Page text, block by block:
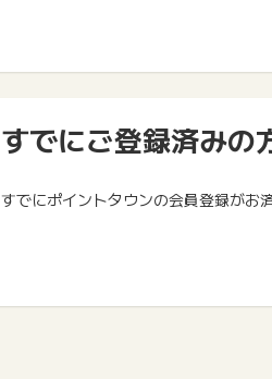
すでにご登録済みの
すでにポイントタウンの会員登録がお